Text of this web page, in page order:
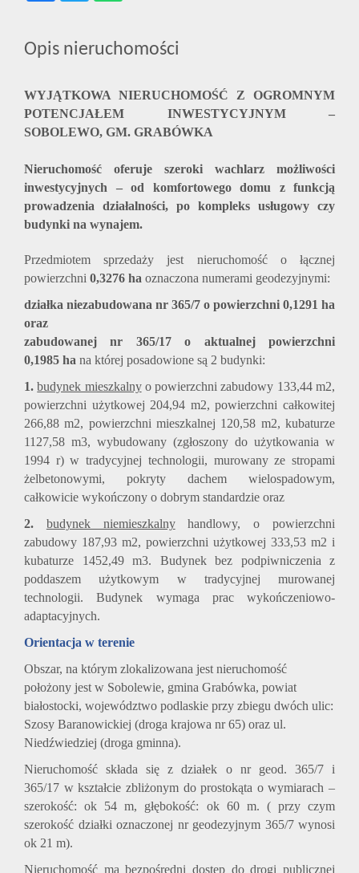
Opis nieruchomości
WYJĄTKOWA NIERUCHOMOŚĆ Z OGROMNYM
POTENCJAŁEM INWESTYCYJNYM –
SOBOLEWO, GM. GRABÓWKA
Nieruchomość oferuje szeroki wachlarz możliwości
inwestycyjnych – od komfortowego domu z funkcją
prowadzenia działalności, po kompleks usługowy czy
budynki na wynajem.
Przedmiotem sprzedaży jest nieruchomość o łącznej
powierzchni 0,3276 ha oznaczona numerami geodezyjnymi:
działka niezabudowana nr 365/7 o powierzchni 0,1291 ha
oraz
zabudowanej nr 365/17 o aktualnej powierzchni
0,1985 ha na której posadowione są 2 budynki:
1.budynek mieszkalnyo powierzchni zabudowy 133,44 m2,
powierzchni użytkowej 204,94 m2, powierzchni całkowitej
266,88 m2, powierzchni mieszkalnej 120,58 m2, kubaturze
1127,58 m3, wybudowany (zgłoszony do użytkowania w
1994 r) w tradycyjnej technologii, murowany ze stropami
żelbetonowymi, pokryty dachem wielospadowym,
całkowicie wykończony o dobrym standardzie oraz
2. budynek niemieszkalnyhandlowy, o powierzchni
zabudowy 187,93 m2, powierzchni użytkowej 333,53 m2 i
kubaturze 1452,49 m3. Budynek bez podpiwniczenia z
poddaszem użytkowym w tradycyjnej murowanej
technologii. Budynek wymaga prac wykończeniowo-
adaptacyjnych.
Orientacja w terenie
Obszar, na którym zlokalizowana jest nieruchomość
położony jest w Sobolewie, gmina Grabówka, powiat
białostocki, województwo podlaskie przy zbiegu dwóch ulic:
Szosy Baranowickiej (droga krajowa nr 65) oraz ul.
Niedźwiedziej (droga gminna).
Nieruchomość składa się z działek o nr geod. 365/7 i
365/17 w kształcie zbliżonym do prostokąta o wymiarach –
szerokość: ok 54 m, głębokość: ok 60 m. ( przy czym
szerokość działki oznaczonej nr geodezyjnym 365/7 wynosi
ok 21 m).
Nieruchomość ma bezpośredni dostęp do drogi publicznej